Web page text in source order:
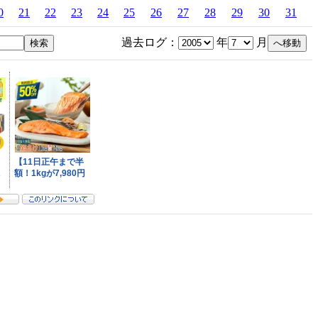
21 22 23 24 25 26 27 28 29 30 31
過去ログ： 年 月